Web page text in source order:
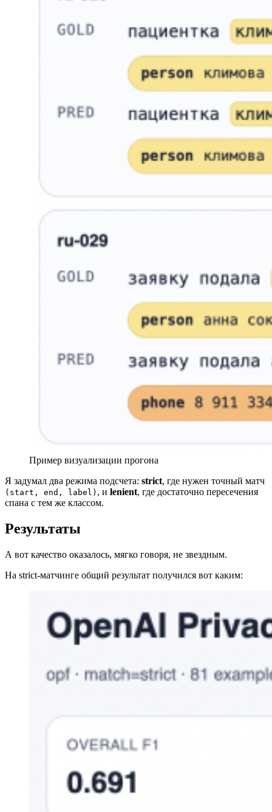
Пример визуализации прогона
Я задумал два режима подсчета: strict, где нужен точный матч
(start, end, label) , и lenient, где достаточно пересечения
спана с тем же классом.
Результаты
А вот качество оказалось, мягко говоря, не звездным.
На strict-матчинге общий результат получился вот каким: